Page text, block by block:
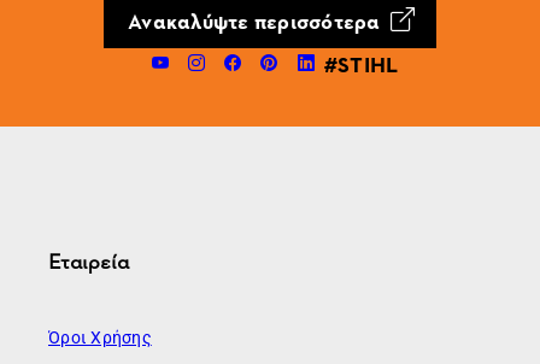
Ανακαλύψτε περισσότερα
#STIHL
Εταιρεία
Όροι Χρήσης